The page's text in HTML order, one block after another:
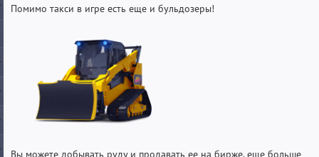
Помимо такси в игре есть еще и бульдозеры!
Вы можете добывать руду и продавать ее на бирже, еще больше